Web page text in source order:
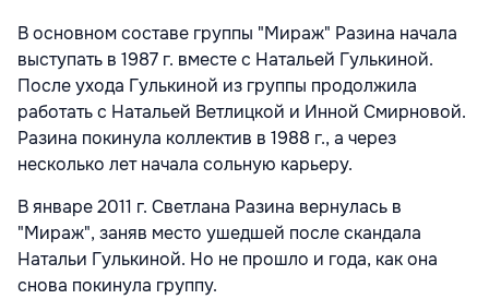
В основном составе группы "Мираж" Разина начала
выступать в 1987 г. вместе с Натальей Гулькиной.
После ухода Гулькиной из группы продолжила
работать с Натальей Ветлицкой и Инной Смирновой.
Разина покинула коллектив в 1988 г., а через
несколько лет начала сольную карьеру.
В январе 2011 г. Светлана Разина вернулась в
"Мираж", заняв место ушедшей после скандала
Натальи Гулькиной. Но не прошло и года, как она
снова покинула группу.